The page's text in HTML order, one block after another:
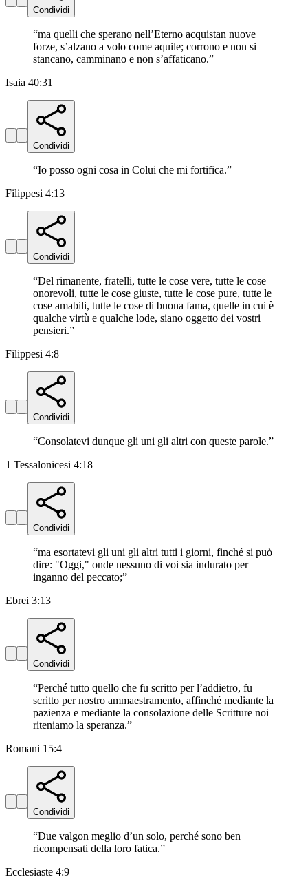
Condividi
“ma quelli che sperano nell’Eterno acquistan nuove
forze, s’alzano a volo come aquile; corrono e non si
stancano, camminano e non s’affaticano.”
Isaia 40:31
Condividi
“Io posso ogni cosa in Colui che mi fortifica.”
Filippesi 4:13
Condividi
“Del rimanente, fratelli, tutte le cose vere, tutte le cose
onorevoli, tutte le cose giuste, tutte le cose pure, tutte le
cose amabili, tutte le cose di buona fama, quelle in cui è
qualche virtù e qualche lode, siano oggetto dei vostri
pensieri.”
Filippesi 4:8
Condividi
“Consolatevi dunque gli uni gli altri con queste parole.”
1 Tessalonicesi 4:18
Condividi
“ma esortatevi gli uni gli altri tutti i giorni, finché si può
dire: "Oggi," onde nessuno di voi sia indurato per
inganno del peccato;”
Ebrei 3:13
Condividi
“Perché tutto quello che fu scritto per l’addietro, fu
scritto per nostro ammaestramento, affinché mediante la
pazienza e mediante la consolazione delle Scritture noi
riteniamo la speranza.”
Romani 15:4
Condividi
“Due valgon meglio d’un solo, perché sono ben
ricompensati della loro fatica.”
Ecclesiaste 4:9